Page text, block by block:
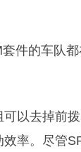
件的车队
以去掉前
率。尽管